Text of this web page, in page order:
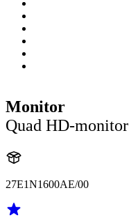
Monitor
Quad HD-monitor
27E1N1600AE/00